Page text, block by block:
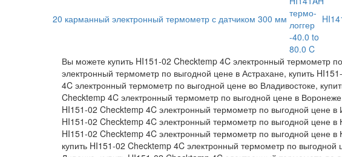
20 карманный электронный термометр с датчиком 300 мм
Вы можете купить HI151-02 Checktemp 4C электронный термометр
электронный термометр по выгодной цене в Астрахане, купить
4C электронный термометр по выгодной цене во Владивостоке,
Checktemp 4C электронный термометр по выгодной цене в
HI151-02 Checktemp 4C электронный термометр по выгодной цене
HI151-02 Checktemp 4C электронный термометр по выгодной цене
HI151-02 Checktemp 4C электронный термометр по выгодной цене
купить HI151-02 Checktemp 4C электронный термометр по